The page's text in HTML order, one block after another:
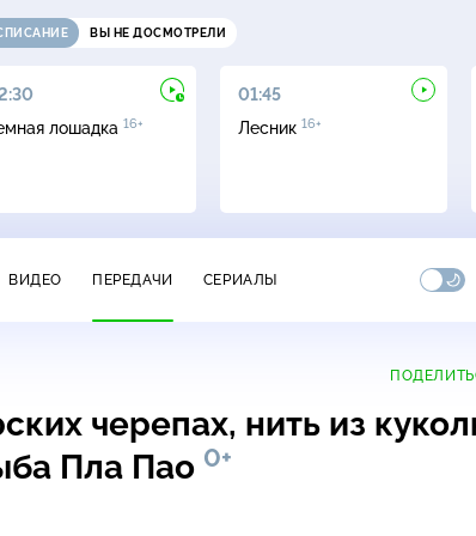
ВЫ НЕ ДОСМОТРЕЛИ
лошадка 16+
01:45
Лесник 16+
ВИДЕО ПЕРЕДАЧИ СЕРИАЛЫ
черепах, нить из
Пла Пао 0+